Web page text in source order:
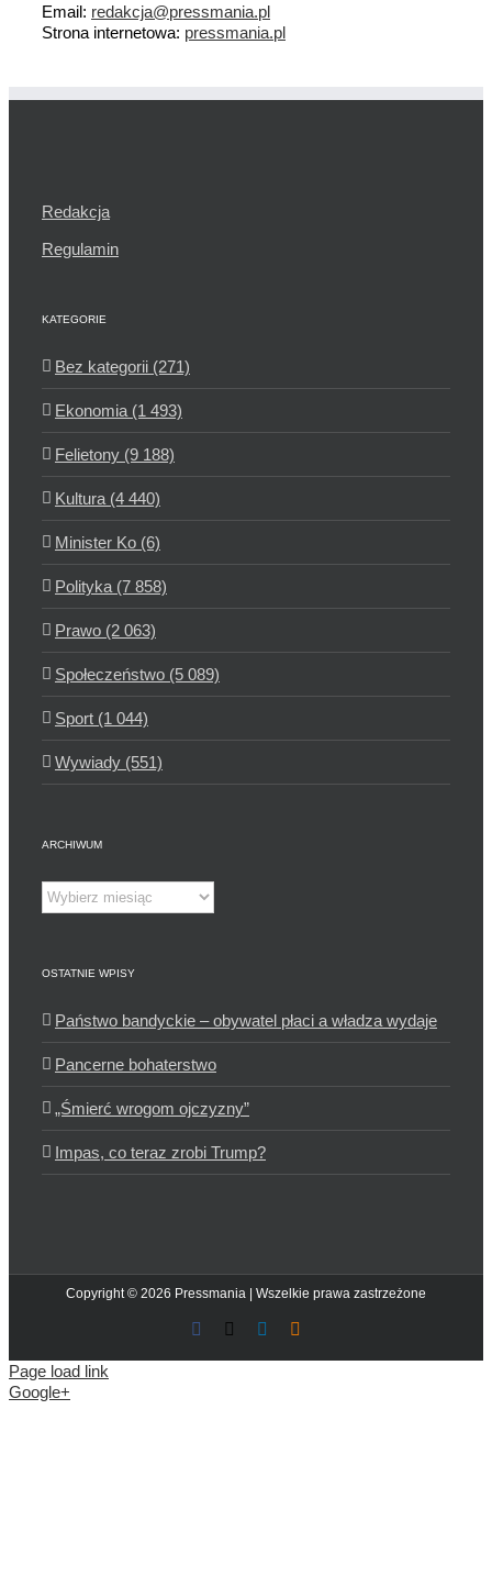
Email: redakcja@pressmania.pl
Strona internetowa: pressmania.pl
Redakcja
Regulamin
KATEGORIE
Bez kategorii (271)
Ekonomia (1 493)
Felietony (9 188)
Kultura (4 440)
Minister Ko (6)
Polityka (7 858)
Prawo (2 063)
Społeczeństwo (5 089)
Sport (1 044)
Wywiady (551)
ARCHIWUM
Archiwum
OSTATNIE WPISY
Państwo bandyckie – obywatel płaci a władza wydaje
Pancerne bohaterstwo
„Śmierć wrogom ojczyzny”
Impas, co teraz zrobi Trump?
Copyright © 2026 Pressmania | Wszelkie prawa zastrzeżone
Facebook LinkedIn
Page load link
Google+